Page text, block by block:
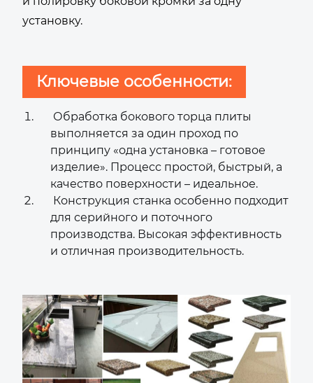
установку.
Ключевые особенности:
Обработка бокового торца плиты
выполняется за один проход по
принципу «одна установка – готовое
изделие». Процесс простой, быстрый, а
качество поверхности – идеальное.
Конструкция станка особенно подходит
для серийного и поточного
производства. Высокая эффективность
и отличная производительность.